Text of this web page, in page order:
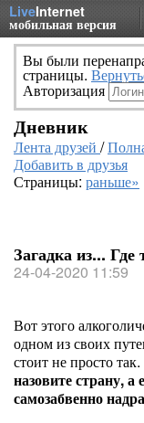
LiveInternet
мобильная версия
Вы были
страницы.
Авторизация
Дневник
Лента друзей /
Добавить в друзья
Страницы: раньше»
Загадка из... Где
24-04-2020 11:59
Вот этого
одном из своих
стоит не просто
назовите страну,
самозабвенно